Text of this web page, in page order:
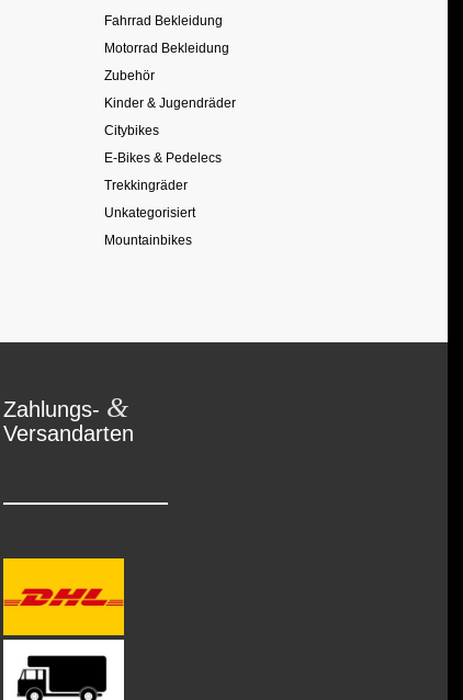
Fahrrad Bekleidung
Motorrad Bekleidung
Zubehör
Kinder & Jugendräder
Citybikes
E-Bikes & Pedelecs
Trekkingräder
Unkategorisiert
Mountainbikes
Zahlungs- &
Versandarten